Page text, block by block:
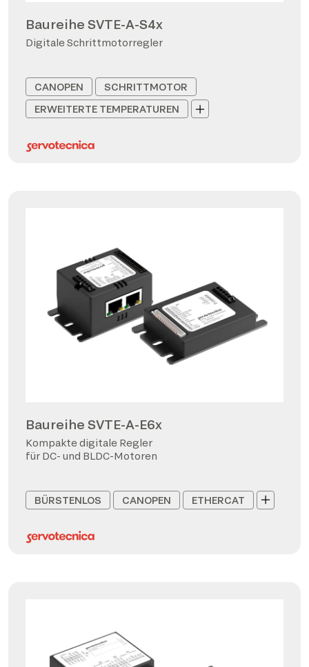
Baureihe SVTE-A-S4x
Digitale Schrittmotorregler
CANOPEN
SCHRITTMOTOR
ERWEITERTE TEMPERATUREN
Baureihe SVTE-A-E6x
Kompakte digitale Regler
für DC- und BLDC-Motoren
BÜRSTENLOS CANOPEN ETHERCAT